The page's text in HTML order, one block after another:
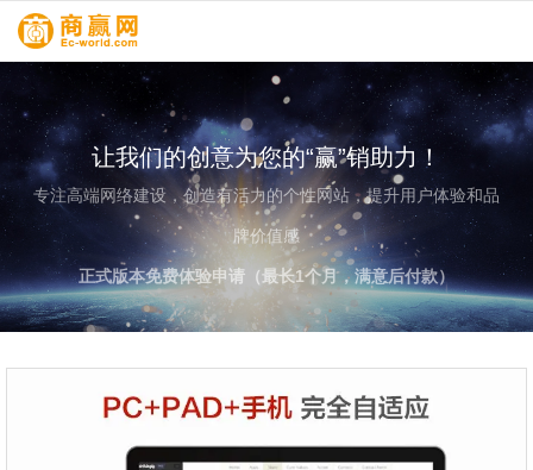
让我们的创意为您的“赢”销助力！
专注高端网络建设，创造有活力的个性网站，提升用户体验和品
牌价值感
正式版本免费体验申请（最长1个月，满意后付款）